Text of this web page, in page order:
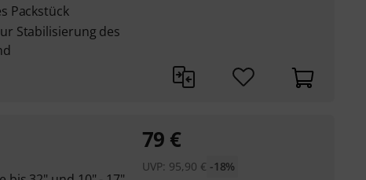
Packstück
Stabilisierung des
79 €
UVP: 95,90 € -18%